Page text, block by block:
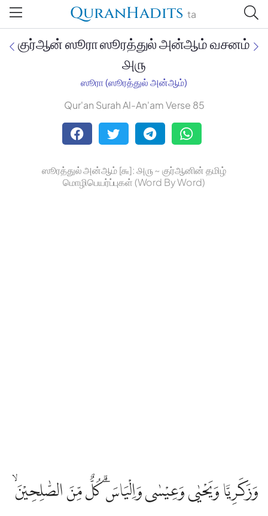
QuranHadits ta
Jan Trust Foundation
Mufti Omar Sheriff Qasimi,
குர்ஆன் ஸூரா ஸூரத்துல் அன்ஆம் வசனம்
௮௫
ஸூரா (ஸூரத்துல் அன்ஆம்)
Qur'an Surah Al-An'am Verse 85
ஸூரத்துல் அன்ஆம் [௬]: ௮௫ ~ குர்ஆனின் தமிழ்
மொழிபெயர்ப்புகள் (Word By Word)
وَزَكَرِيَّا وَيَحْيٰى وَعِيْسٰى وَاِلْيَاسَۗ كُلٌّ مِّنَ الصّٰلِحِيْنَۙ